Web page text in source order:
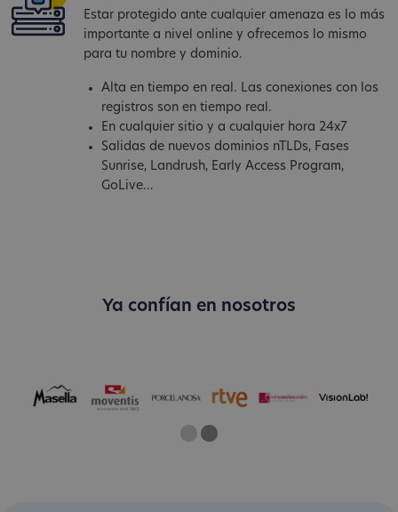
Estar protegido ante cualquier amenaza es lo más
importante a nivel online y ofrecemos lo mismo
para tu nombre y dominio.
Alta en tiempo en real. Las conexiones con los
registros son en tiempo real.
En cualquier sitio y a cualquier hora 24x7
Salidas de nuevos dominios nTLDs, Fases
Sunrise, Landrush, Early Access Program,
GoLive...
Ya confían en nosotros
One
Current Slide
Two